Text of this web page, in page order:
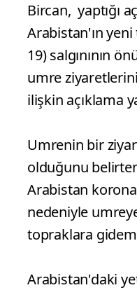
Bircan, yaptığı
Arabistan'ın
19) salgınının
umre
ilişkin açıklama
Umrenin bir
olduğunu
Arabistan
nedeniyle
topraklara
Arabistan'daki